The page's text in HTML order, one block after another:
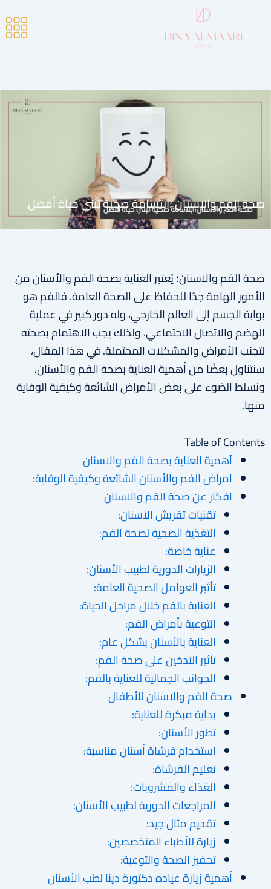
صحة الفم والاسنان ؛ابتسامة صحية تبني حياة أفضل
صحة الفم والاسنان؛ يُعتبر العناية بصحة الفم والأسنان من
الأمور الهامة جدًا للحفاظ على الصحة العامة. فالفم هو
بوابة الجسم إلى العالم الخارجي، وله دور كبير في عملية
الهضم والاتصال الاجتماعي، ولذلك يجب الاهتمام بصحته
لتجنب الأمراض والمشكلات المحتملة. في هذا المقال،
سنتناول بعضًا من أهمية العناية بصحة الفم والأسنان،
ونسلط الضوء على بعض الأمراض الشائعة وكيفية الوقاية
منها.
Table of Contents
أهمية العناية بصحة الفم والاسنان
امراض الفم والأسنان الشائعة وكيفية الوقاية:
افكار عن صحة الفم والاسنان
تقنيات تفريش الأسنان:
التغذية الصحية لصحة الفم:
عناية خاصة:
الزيارات الدورية لطبيب الأسنان:
تأثير العوامل الصحية العامة:
العناية بالفم خلال مراحل الحياة:
التوعية بأمراض الفم:
العناية بالأسنان بشكل عام:
تأثير التدخين على صحة الفم:
الجوانب الجمالية للعناية بالفم:
صحة الفم والاسنان للأطفال
بداية مبكرة للعناية:
تطور الأسنان:
استخدام فرشاة أسنان مناسبة:
تعليم الفرشاة:
الغذاء والمشروبات:
المراجعات الدورية لطبيب الأسنان:
تقديم مثال جيد:
زيارة للأطباء المتخصصين:
تحفيز الصحة والتوعية:
أهمية زيارة عياده دكتورة دينا لطب الأسنان